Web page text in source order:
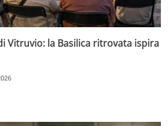
Vitruvio: la Basilica ritrovata ispira